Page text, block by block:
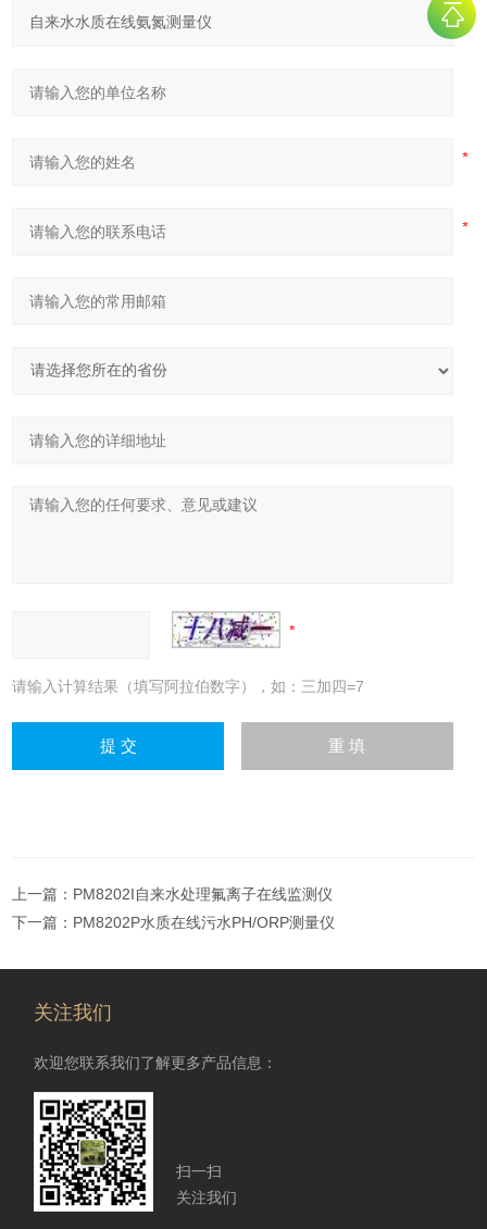
请输入计算结果（填写阿拉伯数字），如：三加四=7
上一篇： PM8202I自来水处理氟离子在线监测仪
下一篇： PM8202P水质在线污水PH/ORP测量仪
关注我们
欢迎您联系我们了解更多产品信息：
扫一扫
关注我们